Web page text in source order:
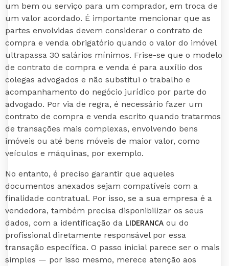
um bem ou serviço para um comprador, em troca de
um valor acordado. É importante mencionar que as
partes envolvidas devem considerar o contrato de
compra e venda obrigatório quando o valor do imóvel
ultrapassa 30 salários mínimos. Frise-se que o modelo
de contrato de compra e venda é para auxílio dos
colegas advogados e não substitui o trabalho e
acompanhamento do negócio jurídico por parte do
advogado. Por via de regra, é necessário fazer um
contrato de compra e venda escrito quando tratarmos
de transações mais complexas, envolvendo bens
imóveis ou até bens móveis de maior valor, como
veículos e máquinas, por exemplo.
No entanto, é preciso garantir que aqueles
documentos anexados sejam compatíveis com a
finalidade contratual. Por isso, se a sua empresa é a
vendedora, também precisa disponibilizar os seus
dados, com a identificação da LIDERANÇA ou do
profissional diretamente responsável por essa
transação específica. O passo inicial parece ser o mais
simples — por isso mesmo, merece atenção aos